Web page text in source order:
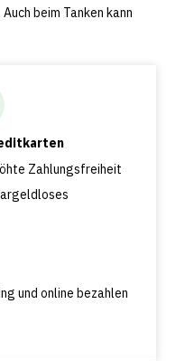
beim Tanken kann
Zahlungsfreiheit
und online bezahlen